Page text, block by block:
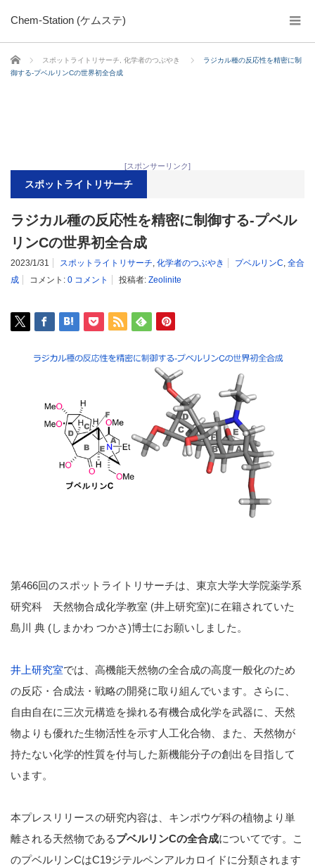
Chem-Station (ケムステ)
ホーム スポットライトリサーチ 化学者のつぶやき
ラジカル種の反応性を精密に制
御する-プベルリンCの世界初全合成
[スポンサーリンク]
スポットライトリサーチ
ラジカル種の反応性を精密に制御する-プベル
リンCの世界初全合成
2023/1/31 スポットライトリサーチ, 化学者のつぶやき プベルリンC, 全合
成
コメント: 0 コメント 投稿者: Zeolinite
第466回のスポットライトリサーチは、東京大学大学院薬学系
研究科 天然物合成化学教室 (井上研究室)に在籍されていた
島川 典 (しまかわ つかさ)博士にお願いしました。
井上研究室では、高機能天然物の全合成の高度一般化のため
の反応・合成法・戦略の開発に取り組んでいます。さらに、
自由自在に三次元構造を操れる有機合成化学を武器に、天然
物よりも優れた生物活性を示す人工化合物、また、 天然物が
持たない化学的性質を付与した新機能分子の創出を目指して
います。
本プレスリリースの研究内容は、キンポウゲ科の植物より単
離される天然物であるプベルリンCの全合成についてです。こ
のプベルリンCはC19ジテルペンアルカロイドに分類されます